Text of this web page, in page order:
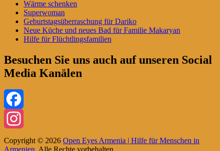
Wärme schenken
Superwoman
Geburtstagsüberraschung für Dariko
Neue Küche und neues Bad für Familie Makaryan
Hilfe für Flüchtlingsfamilien
Besuchen Sie uns auch auf unseren Social
Media Kanälen
Facebook
Instagram
Copyright © 2026 Open Eyes Armenia | Hilfe für Menschen in